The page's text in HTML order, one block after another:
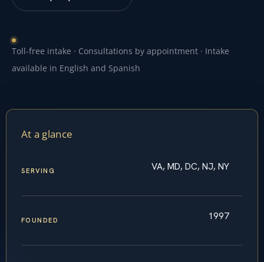
Toll-free intake · Consultations by appointment · Intake
available in English and Spanish
At a glance
SERVING VA, MD, DC, NJ, NY
FOUNDED 1997